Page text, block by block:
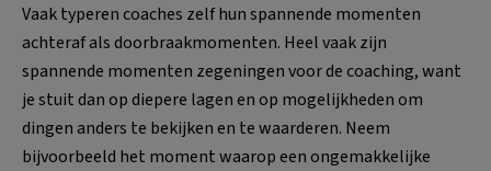
Vaak typeren coaches zelf hun spannende momenten
achteraf als doorbraakmomenten. Heel vaak zijn
spannende momenten zegeningen voor de coaching, want
je stuit dan op diepere lagen en op mogelijkheden om
dingen anders te bekijken en te waarderen. Neem
bijvoorbeeld het moment waarop een ongemakkelijke